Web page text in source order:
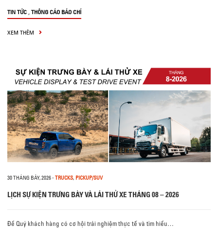
TIN TỨC , THÔNG CÁO BÁO CHÍ
XEM THÊM
30 THÁNG BẢY, 2026- TRUCKS, PICKUP/SUV
LỊCH SỰ KIỆN TRƯNG BÀY VÀ LÁI THỬ XE THÁNG 08 – 2026
Để Quý khách hàng có cơ hội trải nghiệm thực tế và tìm hiểu…